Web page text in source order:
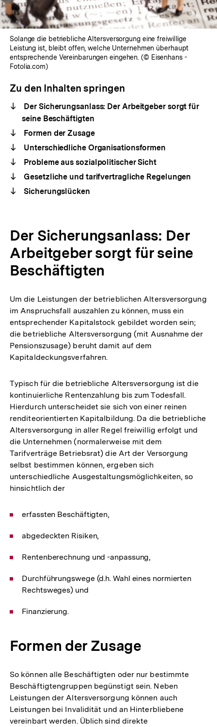
Solange die betriebliche Altersversorgung eine freiwillige
Leistung ist, bleibt offen, welche Unternehmen überhaupt
entsprechende Vereinbarungen eingehen. (© Eisenhans -
Fotolia.com)
Zu den Inhalten springen
Der Sicherungsanlass: Der Arbeitgeber sorgt für
seine Beschäftigten
Formen der Zusage
Unterschiedliche Organisationsformen
Probleme aus sozialpolitischer Sicht
Gesetzliche und tarifvertragliche Regelungen
Sicherungslücken
Der Sicherungsanlass: Der
Arbeitgeber sorgt für seine
Beschäftigten
Um die Leistungen der betrieblichen Altersversorgung
im Anspruchsfall auszahlen zu können, muss ein
entsprechender Kapitalstock gebildet worden sein;
die betriebliche Altersversorgung (mit Ausnahme der
Pensionszusage) beruht damit auf dem
Kapitaldeckungsverfahren.
Typisch für die betriebliche Altersversorgung ist die
kontinuierliche Rentenzahlung bis zum Todesfall.
Hierdurch unterscheidet sie sich von einer reinen
renditeorientierten Kapitalbildung. Da die betriebliche
Altersversorgung in aller Regel freiwillig erfolgt und
die Unternehmen (normalerweise mit dem
Tarifverträge Betriebsrat) die Art der Versorgung
selbst bestimmen können, ergeben sich
unterschiedliche Ausgestaltungsmöglichkeiten, so
hinsichtlich der
erfassten Beschäftigten,
abgedeckten Risiken,
Rentenberechnung und -anpassung,
Durchführungswege (d.h. Wahl eines normierten
Rechtsweges) und
Finanzierung.
Formen der Zusage
So können alle Beschäftigten oder nur bestimmte
Beschäftigtengruppen begünstigt sein. Neben
Leistungen der Altersversorgung können auch
Leistungen bei Invalidität und an Hinterbliebene
vereinbart werden. Üblich sind direkte